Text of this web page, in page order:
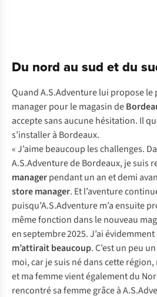
Du nord au sud et du
Quand A.S.Adventure lui propose le
manager pour le magasin de
accepte sans aucune hésitation. Il
s’installer à Bordeaux.
« J’aime beaucoup les challenges.
A.S.Adventure de Bordeaux, je suis
managerpendant un an et demi
store manager. Et l’aventure
puisqu’A.S.Adventure m’a ensuite
même fonction dans le nouveau
en septembre 2025. J’ai
m’attirait beaucoup. C’est un peu
moi, car je suis né dans cette
et ma femme vient également du
rencontré sa femme grâce à